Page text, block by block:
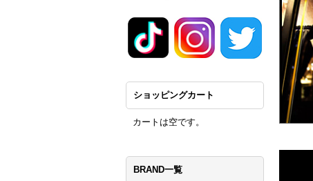
ショッピングカート
カートは空です。
BRAND一覧